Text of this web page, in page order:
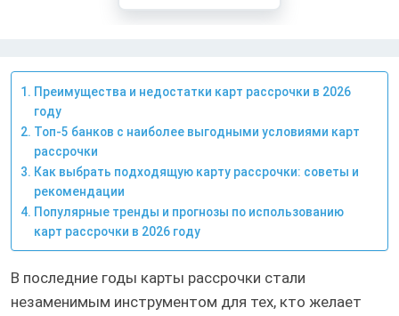
Преимущества и недостатки карт рассрочки в 2026
году
Топ-5 банков с наиболее выгодными условиями карт
рассрочки
Как выбрать подходящую карту рассрочки: советы и
рекомендации
Популярные тренды и прогнозы по использованию
карт рассрочки в 2026 году
В последние годы карты рассрочки стали
незаменимым инструментом для тех, кто желает